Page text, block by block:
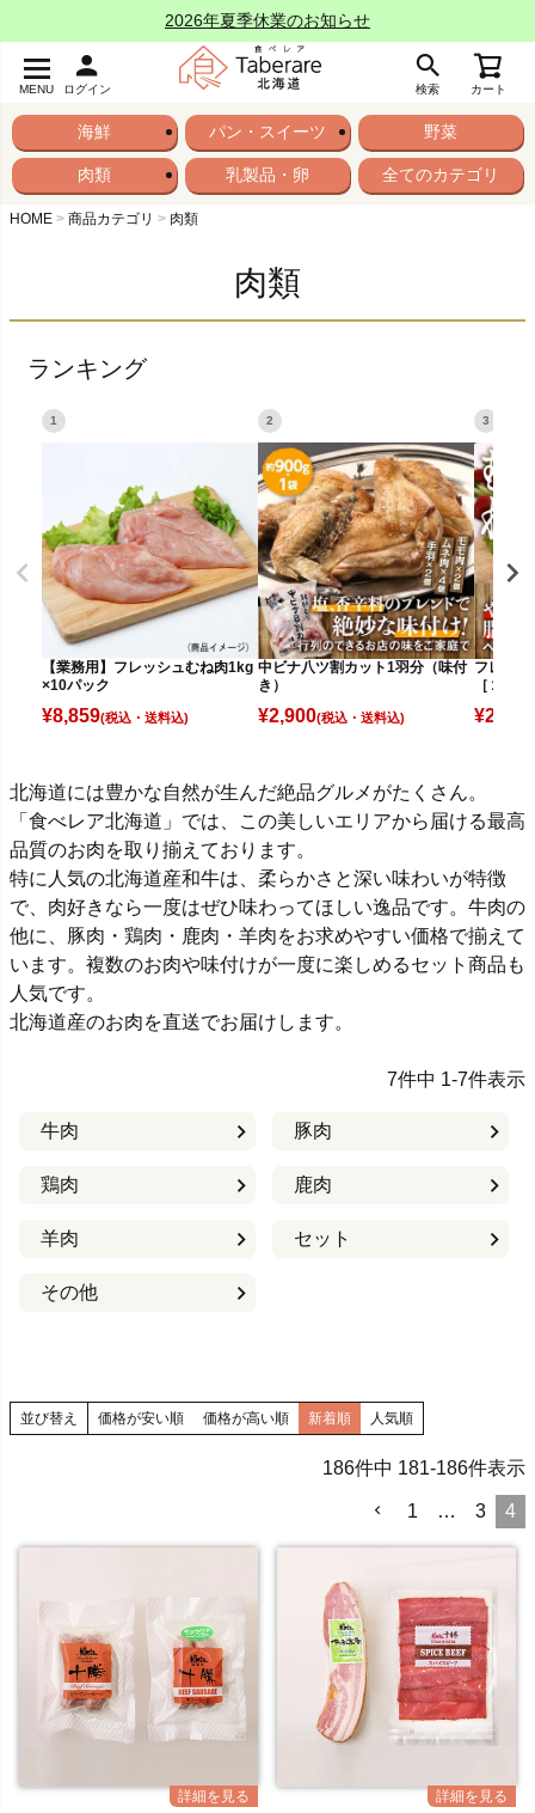
2026年夏季休業のお知らせ
MENU ログイン 検索 カート
海鮮 パン・スイーツ 野菜
肉類 乳製品・卵 全てのカテゴリ
HOME 商品カテゴリ 肉類
肉類
ランキング
1
【業務用】フレッシュむね肉1kg
×10パック
¥8,859(税込)
2
中ビナ八ツ割カット1羽分（味付
き）
¥2,900(税込)
3
フレッ
［２パ
¥2,900
北海道には豊かな自然が生んだ絶品グルメがたくさん。
「食べレア北海道」では、この美しいエリアから届ける最高
品質のお肉を取り揃えております。
特に人気の北海道産和牛は、柔らかさと深い味わいが特徴
で、肉好きなら一度はぜひ味わってほしい逸品です。牛肉の
他に、豚肉・鶏肉・鹿肉・羊肉をお求めやすい価格で揃えて
います。複数のお肉や味付けが一度に楽しめるセット商品も
人気です。
北海道産のお肉を直送でお届けします。
7件中 1-7件表示
牛肉 豚肉
鶏肉 鹿肉
羊肉 セット
その他
並び替え 価格が安い順 価格が高い順 新着順 人気順
186件中 181-186件表示
1 … 3 4